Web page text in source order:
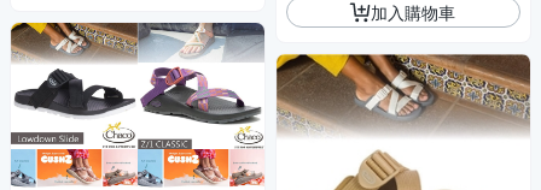
加入購物車